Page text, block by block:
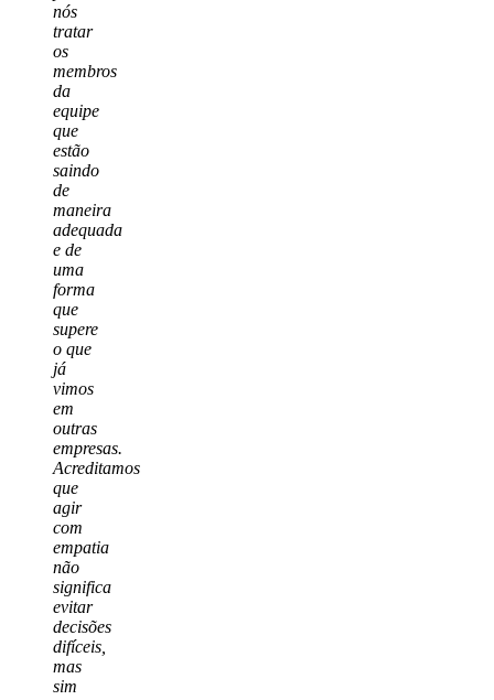
nós
tratar
os
membros
da
equipe
que
estão
saindo
de
maneira
adequada
e de
uma
forma
que
supere
o que
já
vimos
em
outras
empresas.
Acreditamos
que
agir
com
empatia
não
significa
evitar
decisões
difíceis,
mas
sim